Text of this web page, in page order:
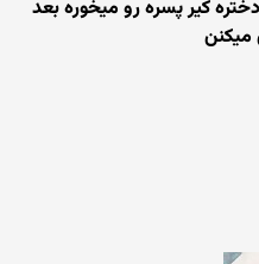
کیر پسره رو میخوره بعد